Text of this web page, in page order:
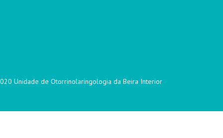
Unidade de Otorrinolaringologia da Beira Interior